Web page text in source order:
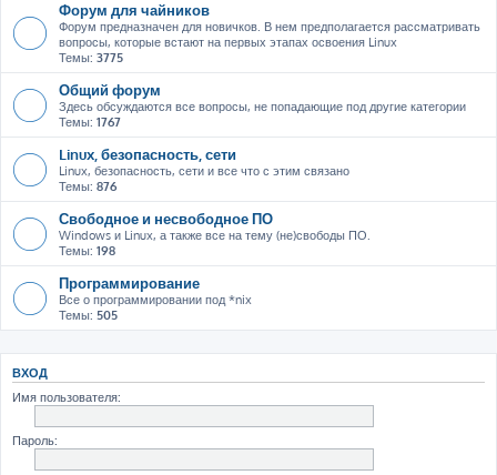
Форум для чайников
Форум предназначен для новичков. В нем предполагается рассматривать
вопросы, которые встают на первых этапах освоения Linux
Темы: 3775
Общий форум
Здесь обсуждаются все вопросы, не попадающие под другие категории
Темы: 1767
Linux, безопасность, сети
Linux, безопасность, сети и все что с этим связано
Темы: 876
Свободное и несвободное ПО
Windows и Linux, а также все на тему (не)свободы ПО.
Темы: 198
Программирование
Все о программировании под *nix
Темы: 505
ВХОД
Имя пользователя:
Пароль: